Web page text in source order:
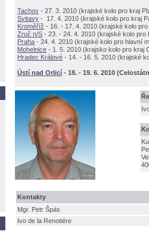
Tachov - 27. 3. 2010 (krajské kolo pro kraj
Svitavy - 17. 4. 2010 (krajské kolo pro kraj
Kroměříž - 16. - 17. 4. 2010 (krajské kolo
Zruč n/S - 23. - 24. 4. 2010 (krajské kolo
Praha - 24. 4. 2010 (krajské kolo pro hlavní
Mohelnice - 1. 5. 2010 (krajsko kolo pro kraj
Hradec Králové - 14. - 16. 5. 2010 (krajské
Ústí nad Orlicí - 18. - 19. 6. 2010
Kontakty
Mgr. Petr Špás
Ivo de la Renotiére